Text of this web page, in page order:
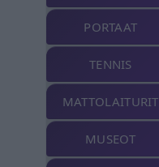
PORTAAT
TENNIS
MATTOLAITURIT
MUSEOT